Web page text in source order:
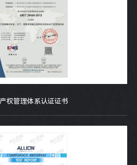
权管理体系认证证书